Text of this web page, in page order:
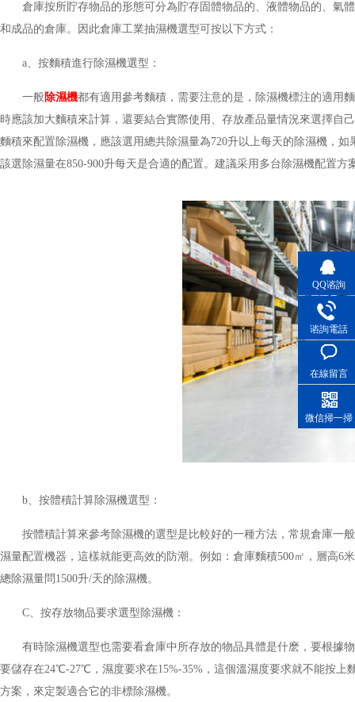
倉庫按所貯存物品的形態可分為貯存固體物品的、液體物品的、氣
和成品的倉庫。因此倉庫工業抽濕機選型可按以下方式：
a、按麵積進行除濕機選型：
一般除濕機都有適用參考麵積，需要注意的是，除濕機標注的適用
時應該加大麵積來計算，還要結合實際使用、存放產品量情況來選擇自
麵積來配置除濕機，應該選用總共除濕量為720升以上每天的除濕機，
該選除濕量在850-900升每天是合適的配置。建議采用多台除濕機配置方
b、按體積計算除濕機選型：
按體積計算來參考除濕機的選型是比較好的一種方法，常規倉庫一
濕量配置機器，這樣就能更高效的防潮。例如：倉庫麵積500㎡，層高6
總除濕量問1500升/天的除濕機。
C、按存放物品要求選型除濕機：
有時除濕機選型也需要看倉庫中所存放的物品具體是什麽，要根據
要儲存在24℃-27℃，濕度要求在15%-35%，這個溫濕度要求就不能按
方案，來定製適合它的非標除濕機。
QQ谘詢
谘詢電話
在線留言
微信掃一掃